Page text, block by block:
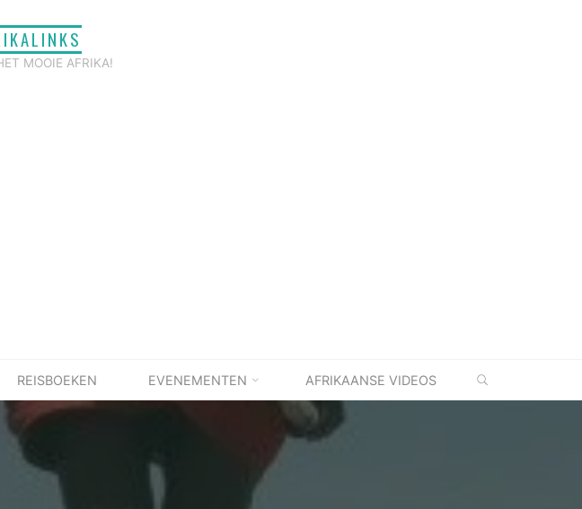
MOOIE AFRIKA!
REISBOEKEN EVENEMENTEN AFRIKAANSE VIDEOS